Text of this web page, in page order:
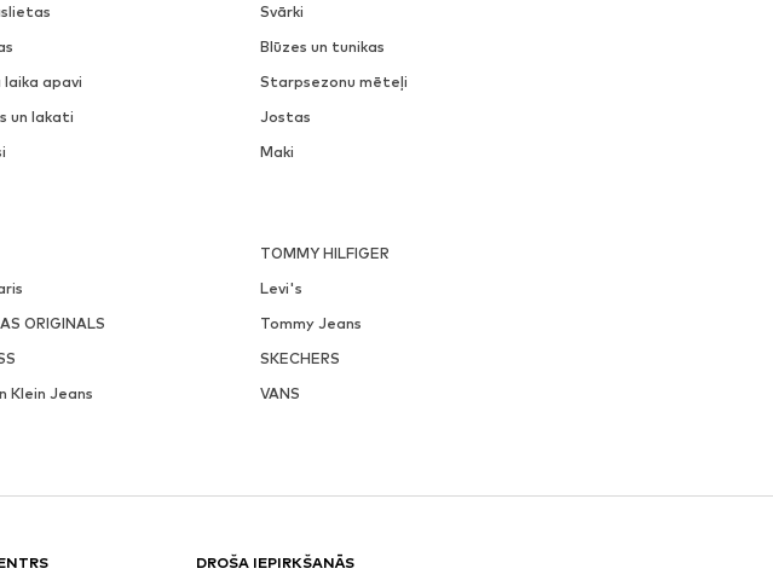
Svārki
Blūzes un tunikas
laika apavi
Starpsezonu mēteļi
un lakati
Jostas
Maki
TOMMY HILFIGER
Levi's
ORIGINALS
Tommy Jeans
SKECHERS
Klein Jeans VANS
DROŠA IEPIRKŠANĀS